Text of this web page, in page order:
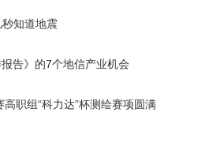
知道地震
告》的7个地信产业机会
职组“科力达”杯测绘赛项圆满